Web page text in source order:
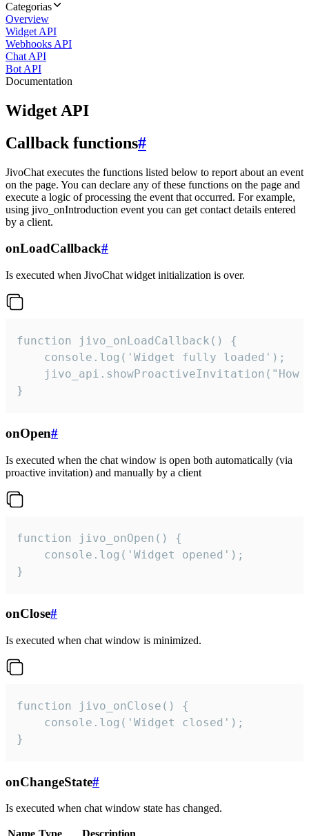
Categorias
Overview
Widget API
Webhooks API
Chat API
Bot API
Documentation
Widget API
Callback functions#
JivoChat executes the functions listed below to report about an event
on the page. You can declare any of these functions on the page and
execute a logic of processing the event that occurred. For example,
using jivo_onIntroduction event you can get contact details entered
by a client.
onLoadCallback#
Is executed when JivoChat widget initialization is over.
function jivo_onLoadCallback() {
    console.log('Widget fully loaded');
jivo_api.showProactiveInvitation("How
}
onOpen#
Is executed when the chat window is open both automatically (via
proactive invitation) and manually by a client
function jivo_onOpen() {
    console.log('Widget opened');
}
onClose#
Is executed when chat window is minimized.
function jivo_onClose() {
    console.log('Widget closed');
}
onChangeState#
Is executed when chat window state has changed.